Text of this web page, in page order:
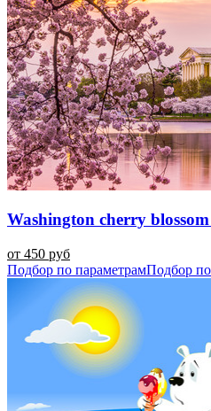
Washington cherry
от 450 руб
Подбор по параметрамПодбор